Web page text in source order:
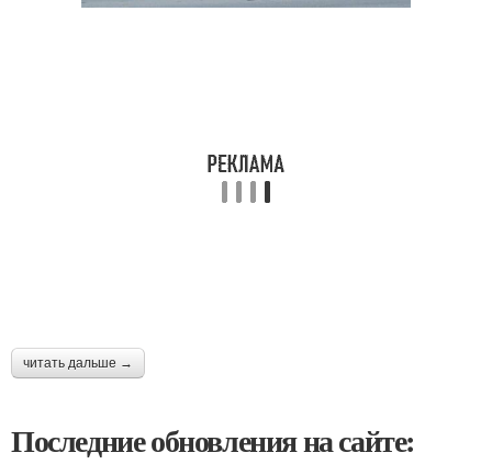
читать дальше →
Последние обновления на сайте: